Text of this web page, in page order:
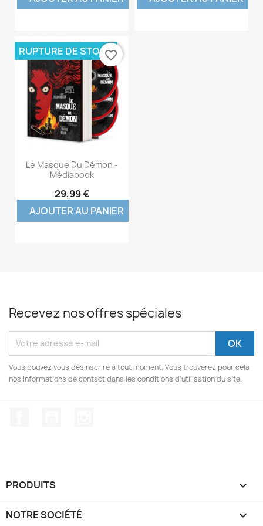
Le Masque Du Démon -
Médiabook
29,99 €
AJOUTER AU PANIER
RUPTURE DE STOCK
favorite_border
Recevez nos offres spéciales
Vous pouvez vous désinscrire à tout moment. Vous trouverez pour cela
nos informations de contact dans les conditions d'utilisation du site.
PRODUITS 
NOTRE SOCIÉTÉ 